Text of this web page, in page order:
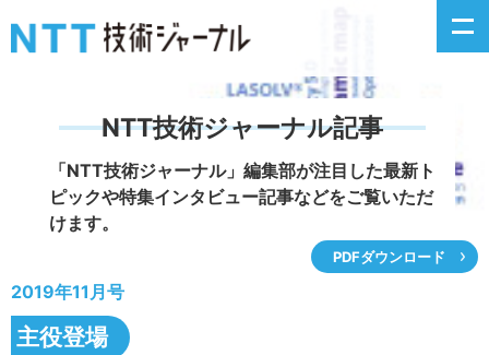
新着情報
NTT技術ジャーナル記事
「NTT技術ジャーナル」編集部が注目した最新ト
ピックや特集インタビュー記事などをご覧いただ
けます。
PDFダウンロード
2019年11月号
主役登場